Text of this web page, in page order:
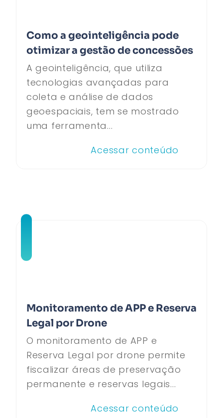
Como a geointeligência pode
otimizar a gestão de concessões
A geointeligência, que utiliza
tecnologias avançadas para
coleta e análise de dados
geoespaciais, tem se mostrado
uma ferramenta...
Acessar conteúdo
Monitoramento de APP e Reserva
Legal por Drone
O monitoramento de APP e
Reserva Legal por drone permite
fiscalizar áreas de preservação
permanente e reservas legais...
Acessar conteúdo